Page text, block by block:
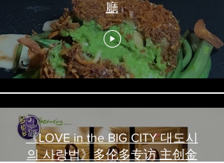
廳
《LOVE in the BIG CITY 대도시
의 사랑법》多伦多专访 主创金